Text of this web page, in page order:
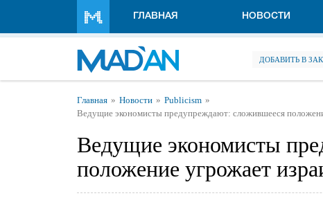
ГЛАВНАЯ НОВОСТИ
ДОБАВИТЬ В
Вы здесь
Главная Новости
Publicism
Ведущие экономисты предупреждают: сложившееся
Ведущие экономисты
положение угрожает